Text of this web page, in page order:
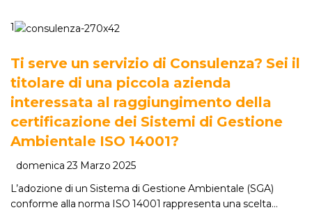
1
Ti serve un servizio di Consulenza? Sei il
titolare di una piccola azienda
interessata al raggiungimento della
certificazione dei Sistemi di Gestione
Ambientale ISO 14001?
domenica 23 Marzo 2025
L’adozione di un Sistema di Gestione Ambientale (SGA)
conforme alla norma ISO 14001 rappresenta una scelta…